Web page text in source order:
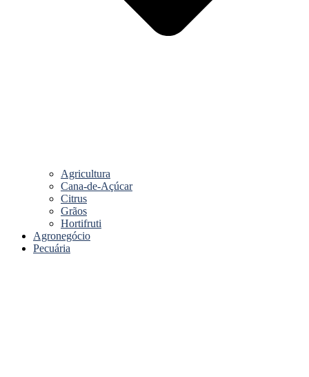
Agricultura
Cana-de-Açúcar
Citrus
Grãos
Hortifruti
Agronegócio
Pecuária